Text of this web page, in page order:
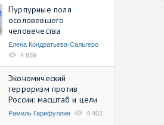
Пурпурные поля
осоловевшего
человечества
Елена Кондратьева-Сальгеро
4 839
Экономический
терроризм против
России: масштаб и цели
Рамиль Гарифуллин 4 402